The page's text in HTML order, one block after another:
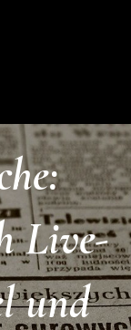
Live-
und